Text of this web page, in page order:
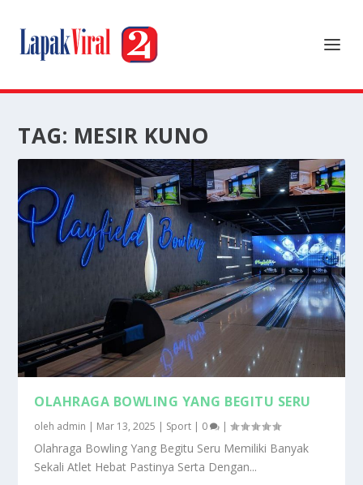
TAG: MESIR KUNO
OLAHRAGA BOWLING YANG BEGITU SERU
oleh admin | Mar 13, 2025 | Sport | 0 |
Olahraga Bowling Yang Begitu Seru Memiliki Banyak
Sekali Atlet Hebat Pastinya Serta Dengan...